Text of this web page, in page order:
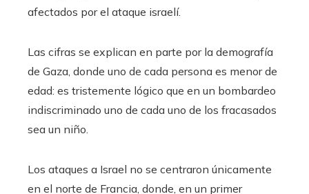
afectados por el ataque israelí.
Las cifras se explican en parte por la demografía
de Gaza, donde uno de cada persona es menor de
edad: es tristemente lógico que en un bombardeo
indiscriminado uno de cada uno de los fracasados ​​
sea un niño.
Los ataques a Israel no se centraron únicamente
en el norte de Francia, donde, en un primer